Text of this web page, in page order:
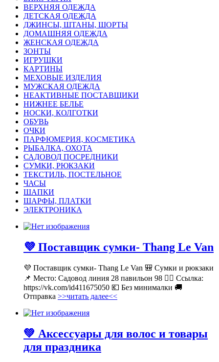
ВЕРХНЯЯ ОДЕЖДА
ДЕТСКАЯ ОДЕЖДА
ДЖИНСЫ, ШТАНЫ, ШОРТЫ
ДОМАШНЯЯ ОДЕЖДА
ЖЕНСКАЯ ОДЕЖДА
ЗОНТЫ
ИГРУШКИ
КАРТИНЫ
МЕХОВЫЕ ИЗДЕЛИЯ
МУЖСКАЯ ОДЕЖДА
НЕАКТИВНЫЕ ПОСТАВЩИКИ
НИЖНЕЕ БЕЛЬЕ
НОСКИ, КОЛГОТКИ
ОБУВЬ
ОЧКИ
ПАРФЮМЕРИЯ, КОСМЕТИКА
РЫБАЛКА, ОХОТА
САДОВОД ПОСРЕДНИКИ
СУМКИ, РЮКЗАКИ
ТЕКСТИЛЬ, ПОСТЕЛЬНОЕ
ЧАСЫ
ШАПКИ
ШАРФЫ, ПЛАТКИ
ЭЛЕКТРОНИКА
💜 Поставщик сумки- Thang Le Van
💜 Поставщик сумки- Thang Le Van 🎒 Сумки и рюкзаки
📌 Место: Садовод линия 28 павильон 98 👉🏻 Ссылка:
https://vk.com/id411675050 💶 Без минималки 🚚
Отправка >>читать далее<<
💚 Аксессуары для волос и товары
для праздника